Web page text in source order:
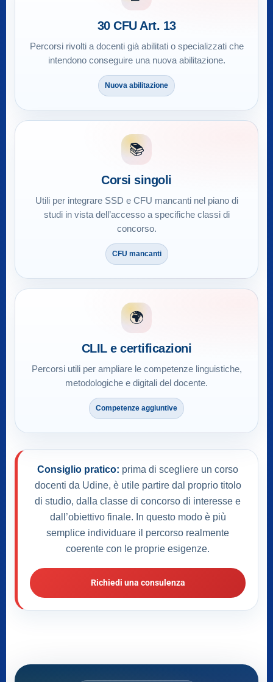
30 CFU Art. 13
Percorsi rivolti a docenti già abilitati o specializzati che
intendono conseguire una nuova abilitazione.
Nuova abilitazione
📚
Corsi singoli
Utili per integrare SSD e CFU mancanti nel piano di
studi in vista dell’accesso a specifiche classi di
concorso.
CFU mancanti
🌍
CLIL e certificazioni
Percorsi utili per ampliare le competenze linguistiche,
metodologiche e digitali del docente.
Competenze aggiuntive
Consiglio pratico: prima di scegliere un corso
docenti da Udine, è utile partire dal proprio titolo
di studio, dalla classe di concorso di interesse e
dall’obiettivo finale. In questo modo è più
semplice individuare il percorso realmente
coerente con le proprie esigenze.
Richiedi una consulenza